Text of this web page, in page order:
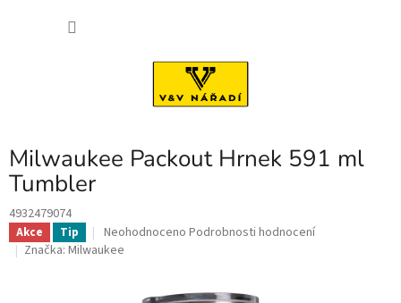
Milwaukee Packout Hrnek 591 ml
Tumbler
4932479074
Akce Tip
Průměrné
hodnocení
Neohodnoceno Podrobnosti hodnocení
Značka: Milwaukee